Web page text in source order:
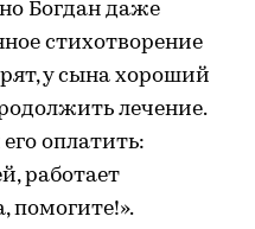
Богдан даже
стихотворение
у сына хороший
лечение.
оплатить:
работает
помогите!».